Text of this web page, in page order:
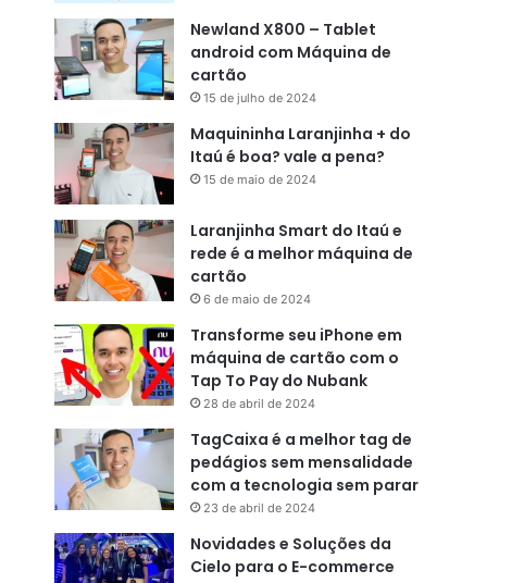
Newland X800 – Tablet
android com Máquina de
cartão
15 de julho de 2024
Maquininha Laranjinha + do
Itaú é boa? vale a pena?
15 de maio de 2024
Laranjinha Smart do Itaú e
rede é a melhor máquina de
cartão
6 de maio de 2024
Transforme seu iPhone em
máquina de cartão com o
Tap To Pay do Nubank
28 de abril de 2024
TagCaixa é a melhor tag de
pedágios sem mensalidade
com a tecnologia sem parar
23 de abril de 2024
Novidades e Soluções da
Cielo para o E-commerce